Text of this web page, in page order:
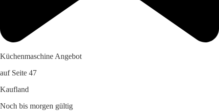
Küchenmaschine Angebot
auf Seite 47
Kaufland
Noch bis morgen gültig